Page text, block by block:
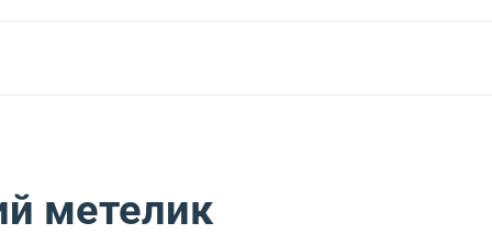
метелик